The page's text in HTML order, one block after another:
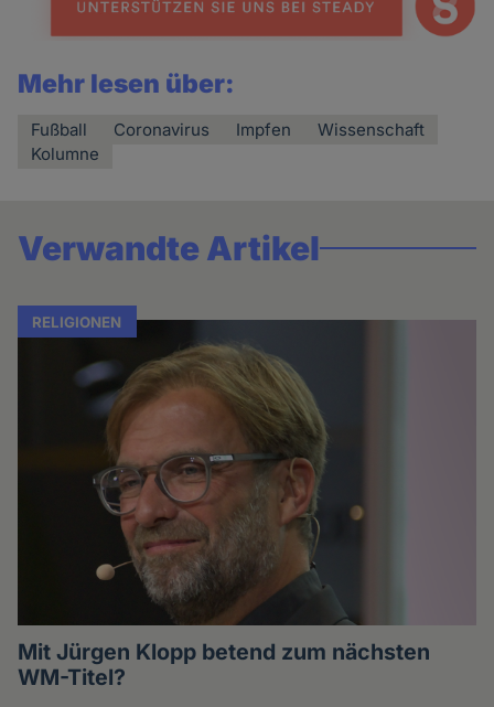
Mehr lesen über:
Fußball Coronavirus Impfen
Wissenschaft
Kolumne
Verwandte Artikel
RELIGIONEN
Mit Jürgen Klopp betend zum nächsten
WM-Titel?